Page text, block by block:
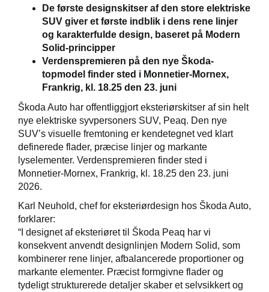
De første designskitser af den store elektriske
SUV giver et første indblik i dens rene linjer
og karakterfulde design, baseret på Modern
Solid-principper
Verdenspremieren på den nye Škoda-
topmodel finder sted i Monnetier-Mornex,
Frankrig, kl. 18.25 den 23. juni
Škoda Auto har offentliggjort eksteriørskitser af sin helt
nye elektriske syvpersoners SUV, Peaq. Den nye
SUV’s visuelle fremtoning er kendetegnet ved klart
definerede flader, præcise linjer og markante
lyselementer. Verdenspremieren finder sted i
Monnetier-Mornex, Frankrig, kl. 18.25 den 23. juni
2026.
Karl Neuhold, chef for eksteriørdesign hos Škoda Auto,
forklarer:
“I designet af eksteriøret til Škoda Peaq har vi
konsekvent anvendt designlinjen Modern Solid, som
kombinerer rene linjer, afbalancerede proportioner og
markante elementer. Præcist formgivne flader og
tydeligt strukturerede detaljer skaber et selvsikkert og